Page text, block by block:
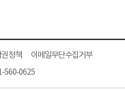
권정책
이메일무단수집거부
560-0625